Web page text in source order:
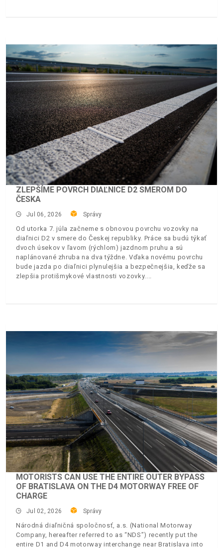
ZLEPŠÍME POVRCH DIAĽNICE D2 SMEROM DO
ČESKA
Jul 06, 2026 Správy
Od utorka 7. júla začneme s obnovou povrchu vozovky na
diaľnici D2 v smere do Českej republiky. Práce sa budú týkať
dvoch úsekov v ľavom (rýchlom) jazdnom pruhu a sú
naplánované zhruba na dva týždne. Vďaka novému povrchu
bude jazda po diaľnici plynulejšia a bezpečnejšia, keďže sa
zlepšia protišmykové vlastnosti vozovky.
MOTORISTS CAN USE THE ENTIRE OUTER BYPASS
OF BRATISLAVA ON THE D4 MOTORWAY FREE OF
CHARGE
Jul 02, 2026 Správy
Národná diaľničná spoločnosť, a.s. (National Motorway
Company, hereafter referred to as “NDS”) recently put the
entire D1 and D4 motorway interchange near Bratislava into